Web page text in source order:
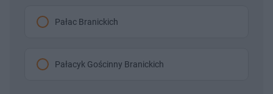
Pałac Branickich
Pałacyk Gościnny Branickich